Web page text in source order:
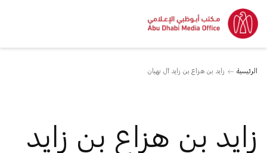
الرئيسية زايد بن هزاع بن زايد آل نهيان
زايد بن هزاع بن زايد